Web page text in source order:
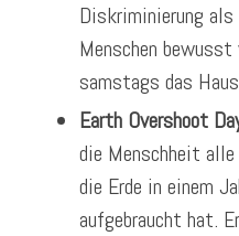
Diskriminierung als
Menschen
samstags das
Earth Overshoot
die Menschheit alle
die Erde in einem
aufgebraucht hat.